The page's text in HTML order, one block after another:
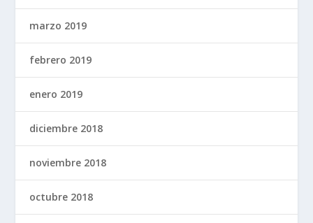
marzo 2019
febrero 2019
enero 2019
diciembre 2018
noviembre 2018
octubre 2018